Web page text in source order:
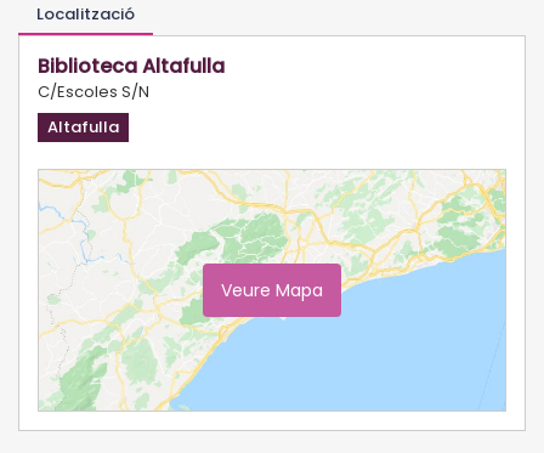
Localització
Biblioteca Altafulla
C/Escoles S/N
Altafulla
Veure Mapa